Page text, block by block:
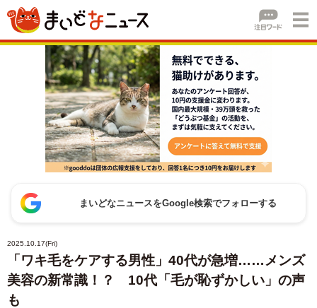
まいどなニュースをGoogle検索でフォローする
2025.10.17(Fri)
「ワキ毛をケアする男性」40代が急増……メンズ
美容の新常識！？ 10代「毛が恥ずかしい」の声
も